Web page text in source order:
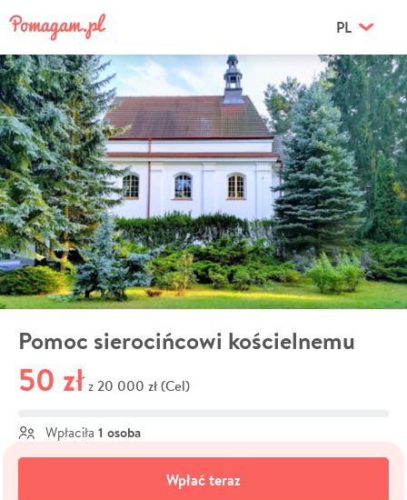
PL
Pomoc sierocińcowi kościelnemu
50 zł z 20 000 zł (Cel)
Wpłaciła 1 osoba
Wpłać teraz